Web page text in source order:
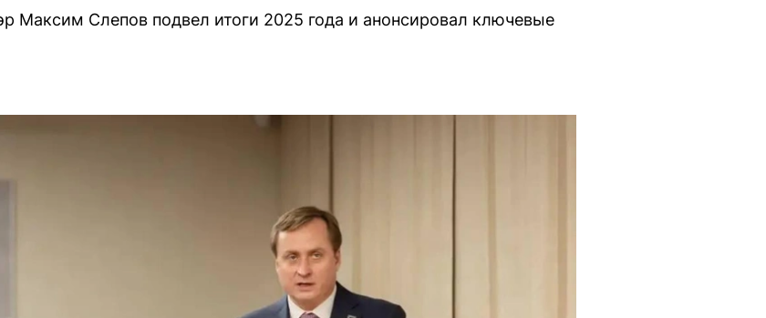
Максим Слепов подвел итоги 2025 года и анонсировал ключевые